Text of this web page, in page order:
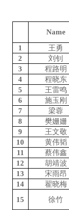
Name
1
王勇
2
刘钊
3
程路明
4
程晓东
5
王雷鸣
6
施玉刚
7
梁蓉
8
樊姗姗
9
王文敬
10
黄伟韬
11
蔡伟鑫
12
胡靖波
13
宋雨昂
14
翟晓梅
15
徐竹